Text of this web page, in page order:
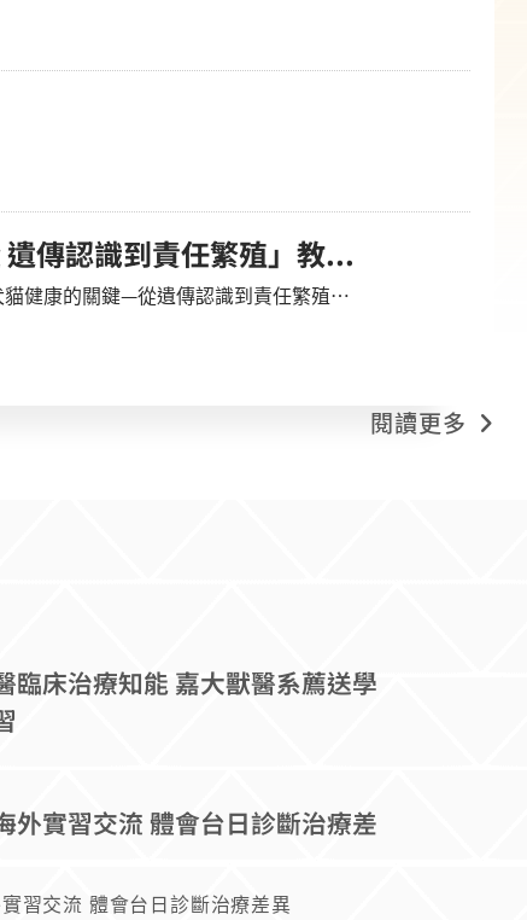
東海大學畜產與生物科技學系辦理「犬貓健康的關鍵—從 遺傳認識到責任繁殖」教育訓練課程
健康的關鍵—從遺傳認識到責任繁殖」
訊如下： （一）高
閱讀更多
臨床治療知能 嘉大獸醫系薦送學
外實習交流 體會台日診斷治療差
習交流 體會台日診斷治療差異